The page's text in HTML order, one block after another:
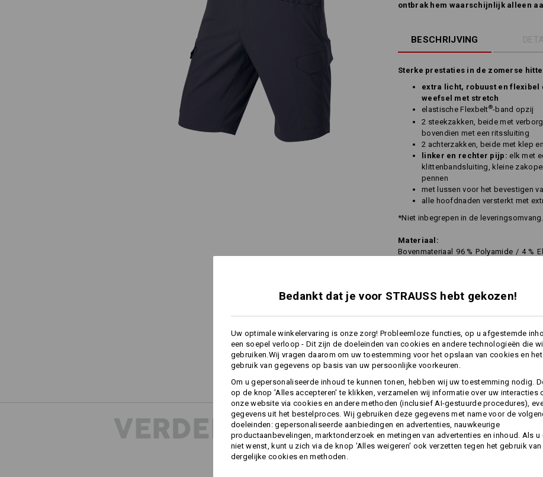
ontbrak hem waarschijnlijk alleen
BESCHRIJVING
Sterke prestaties in de zomerse
extra licht, robuust en
weefsel met stretch
elastische Flexbelt®-band opzij
2 steekzakken, beide met
bovendien met een ritssluiting
2 achterzakken, beide met klep
linker en rechter pijp: elk met
klittenbandsluiting, kleine
pennen
met lussen voor het bevestigen
alle hoofdnaden versterkt met
*Niet inbegrepen in de
Materiaal:
Bovenmateriaal
96% Polyamide / 4%
Drogen in droger behoedzaam
Personalisatie:
Zelf vormgeven
meer
VERDERE INFORMATIE
Bedankt dat je voor STRAUSS hebt gekozen!
Uw optimale winkelervaring is onze zorg! Probleemloze functies, op u afgestemde
een soepel verloop - Dit zijn de doeleinden van cookies en andere technologieën die
gebruiken.Wij vragen daarom om uw toestemming voor het opslaan van cookies en het
gebruik van gegevens op basis van uw persoonlijke voorkeuren.
Om u gepersonaliseerde inhoud te kunnen tonen, hebben wij uw toestemming nodig.
op de knop 'Alles accepteren' te klikken, verzamelen wij informatie over uw interacties
onze website via cookies en andere methoden (inclusief AI-gestuurde procedures),
gegevens uit het bestelproces. Wij gebruiken deze gegevens met name voor de
doeleinden: gepersonaliseerde aanbiedingen en advertenties, nauwkeurige
productaanbevelingen, marktonderzoek en metingen van advertenties en inhoud. Als u
niet wenst, kunt u zich via de knop 'Alles weigeren' ook verzetten tegen het gebruik van
dergelijke cookies en methoden.